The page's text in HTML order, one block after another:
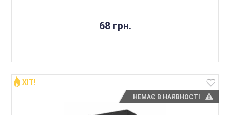
68 грн.
НЕМАЄ В НАЯВНОСТІ
ХІТ!